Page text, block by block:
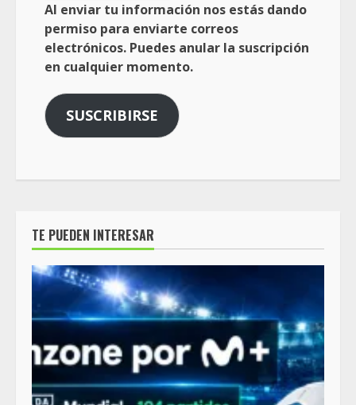
Al enviar tu información nos estás dando
permiso para enviarte correos
electrónicos. Puedes anular la suscripción
en cualquier momento.
SUSCRIBIRSE
TE PUEDEN INTERESAR